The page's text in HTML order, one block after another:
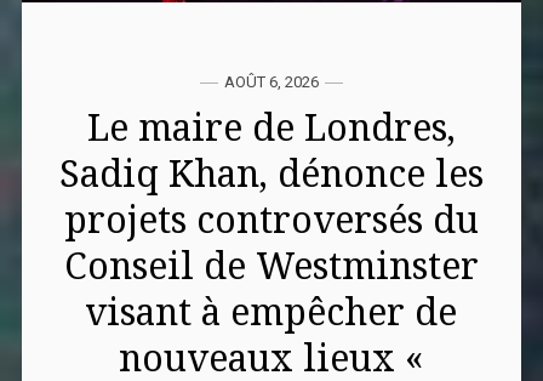
AOÛT 6, 2026
Le maire de Londres,
Sadiq Khan, dénonce les
projets controversés du
Conseil de Westminster
visant à empêcher de
nouveaux lieux «